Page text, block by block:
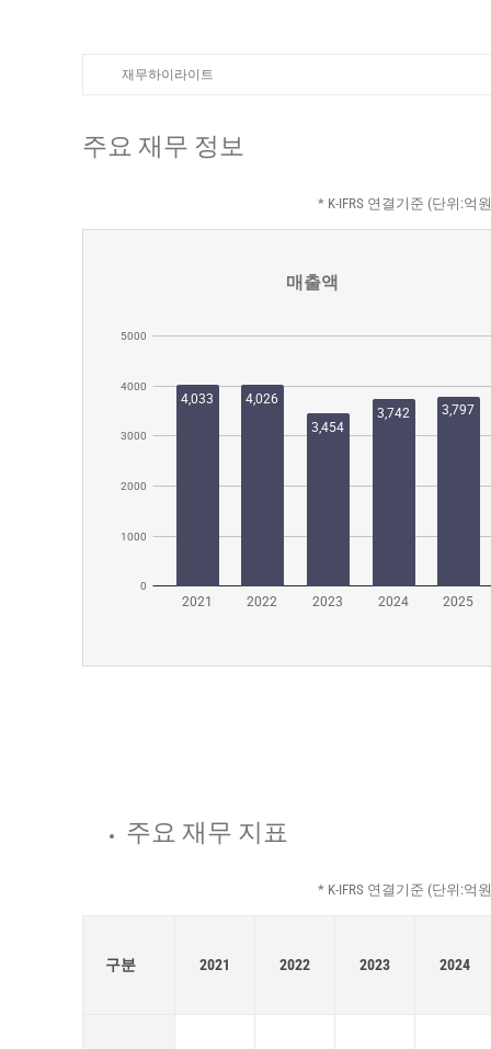
재무하이라이트
주요 재무 정보
* K-IFRS 연결기준 (단위:억
매출액
주요 재무 지표
* K-IFRS 연결기준 (단위:억
구분 2021 2022 2023 2024